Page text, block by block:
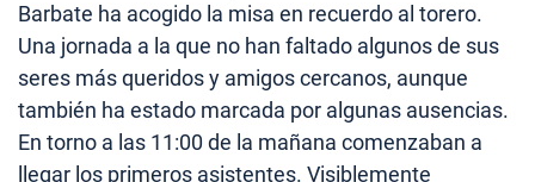
Barbate ha acogido la misa en recuerdo al torero.
Una jornada a la que no han faltado algunos de sus
seres más queridos y amigos cercanos, aunque
también ha estado marcada por algunas ausencias.
En torno a las 11:00 de la mañana comenzaban a
llegar los primeros asistentes. Visiblemente